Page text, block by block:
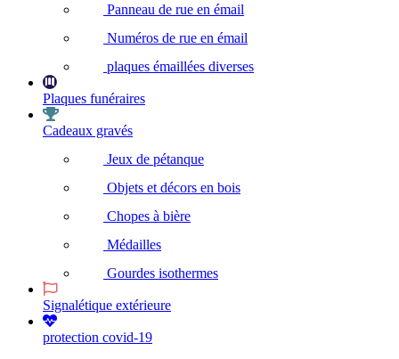
Panneau de rue en émail
Numéros de rue en émail
plaques émaillées diverses
Plaques funéraires
Cadeaux gravés
Jeux de pétanque
Objets et décors en bois
Chopes à bière
Médailles
Gourdes isothermes
Signalétique extérieure
protection covid-19